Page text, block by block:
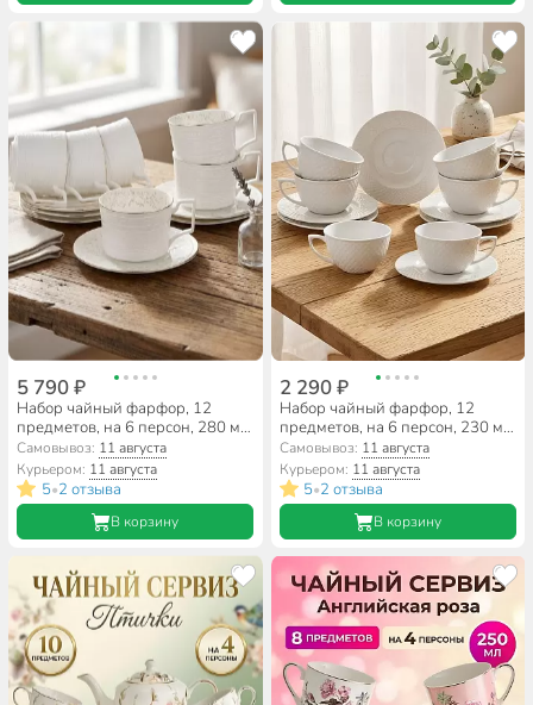
5 790 ₽
Набор чайный фарфор, 12
предметов, на 6 персон, 280 мл,
Lefard, Фабьен, 760-463,
подарочная упаковка
Самовывоз: 11 августа
Курьером: 11 августа
5•2 отзыва
В корзину
2 290 ₽
Набор чайный фарфор, 12
предметов, на 6 персон, 230 мл,
Lefard, Диаманд, 359-327,
подарочная упаковка
Самовывоз: 11 августа
Курьером: 11 августа
5•2 отзыва
В корзину